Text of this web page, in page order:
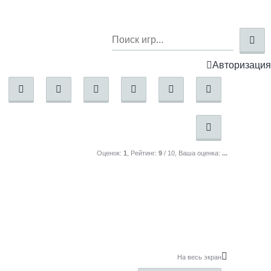
Авторизация
Оценок: 1 , Рейтинг: 9 / 10 , Ваша оценка: ...
На весь экран